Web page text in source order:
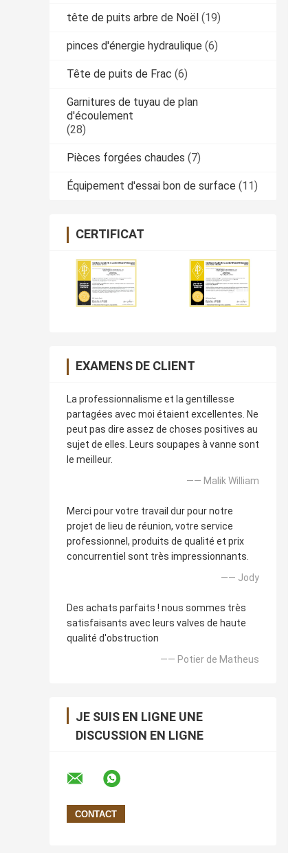
tête de puits arbre de Noël (19)
pinces d'énergie hydraulique (6)
Tête de puits de Frac (6)
Garnitures de tuyau de plan
d'écoulement
(28)
Pièces forgées chaudes (7)
Équipement d'essai bon de surface (11)
CERTIFICAT
EXAMENS DE CLIENT
La professionnalisme et la gentillesse
partagées avec moi étaient excellentes. Ne
peut pas dire assez de choses positives au
sujet de elles. Leurs soupapes à vanne sont
le meilleur.
—— Malik William
Merci pour votre travail dur pour notre
projet de lieu de réunion, votre service
professionnel, produits de qualité et prix
concurrentiel sont très impressionnants.
—— Jody
Des achats parfaits ! nous sommes très
satisfaisants avec leurs valves de haute
qualité d'obstruction
—— Potier de Matheus
JE SUIS EN LIGNE UNE
DISCUSSION EN LIGNE